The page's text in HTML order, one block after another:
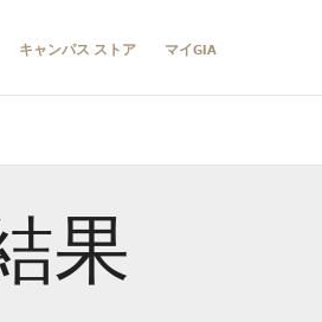
キャンパス ストア マイGIA
果